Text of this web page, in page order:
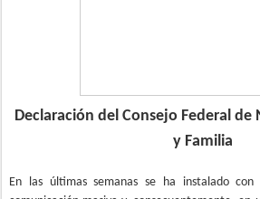
Declaración del Consejo Federal de
y Familia
En las últimas semanas se ha instalado